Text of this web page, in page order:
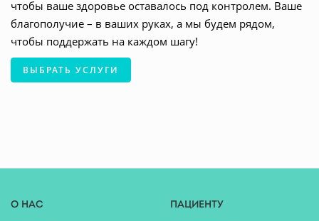
чтобы ваше здоровье оставалось под контролем. Ваше
благополучие – в ваших руках, а мы будем рядом,
чтобы поддержать на каждом шагу!
ВЫБРАТЬ УСЛУГИ
О нас
Пациенту